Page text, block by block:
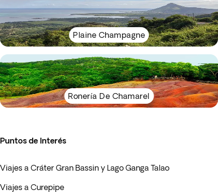
Plaine Champagne
Ronería De Chamarel
Puntos de Interés
Viajes a Cráter Gran Bassin y Lago Ganga Talao
Viajes a Curepipe